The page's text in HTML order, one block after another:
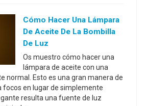
Cómo Hacer Una Lámpara
De Aceite De La Bombilla
De Luz
Os muestro cómo hacer una
lámpara de aceite con una
normal. Esto es una gran manera de
focos en lugar de simplemente
resulta una fuente de luz